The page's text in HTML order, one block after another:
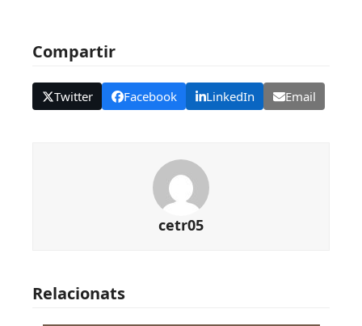
Compartir
Twitter Facebook LinkedIn Email
cetr05
Relacionats